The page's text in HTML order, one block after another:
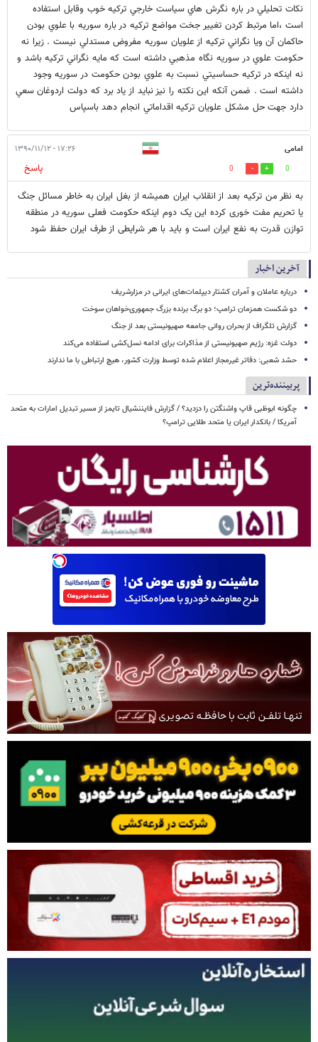
نکات تحليلي در باره نگرش هاي سياست خارجي ترکيه خوب وقابل استفاده
است ،‌اما مرتبط کردن تغيير جخت مواضع ترکيه در باره سوريه با علوي بودن
حاکمان آن ويا نگراني ترکيه از علويان سوريه مفروض مستدلي نيست . زيرا نه
حکومت علوي در سوريه نگاه مذهبي داشته است که مايه نگراني ترکيه باشد و
نه اينکه در ترکيه حساسيتي نسبت به علوي بودن حکومت در سوريه وجود
داشته است . ضمن آنکه اين نکته را نيز نبايد از ياد برد که دولت اردوغان سعي
دارد جهت حل مشکل علويان ترکيه اقداماتي انجام دهد باسپاس
امامی ۱۷:۲۶ - ۱۳۹۰/۱۱/۱۲
0
0
پاسخ
به نظر من ترکیه بعد از انقلاب ایران همیشه از بغل ایران به خاطر مسائل جنگ
یا تحریم مفت خوری کرده این یک دوم اینکه حکومت فعلی سوریه در منطقه
توازن قدرت به نفع ایران است و باید با هر شرایطی از طرف ایران حفظ شود
آخرین اخبار
درباره عاملان و آمران کشتار دیپلمات‌های ایرانی در مزارشریف
دو شکست همزمان ترامپ؛ دو برگ برنده بزرگ جمهوری‌خواهان سوخت
گزارش تلگراف از بحران روانی جامعه صهیونیستی بعد از جنگ
دولت غزه: رژیم صهیونیستی از مذاکرات برای ادامه نسل‌کشی استفاده می‌کند
حشد شعبی: دفاتر غیرمجاز اعلام شده توسط وزارت کشور، هیچ ارتباطی با ما ندارند
پربیننده‌ترین
چگونه ابوظبی قاپ واشنگتن را دزدید؟ / گزارش فایننشیال تایمز از مسیر تبدیل امارات به متحد
آمریکا / بانکدار ایران یا متحد طلایی ترامپ؟